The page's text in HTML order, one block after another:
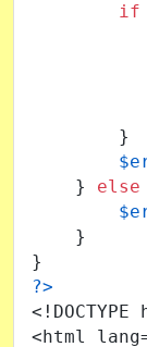
if
        }
    }
else
    }
?>
<!DOCTYPE
<html